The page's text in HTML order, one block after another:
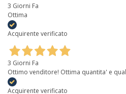
3 Giorni Fa
Ottima
Acquirente verificato
3 Giorni Fa
Ottimo venditore! Ottima quantita' e
Acquirente verificato